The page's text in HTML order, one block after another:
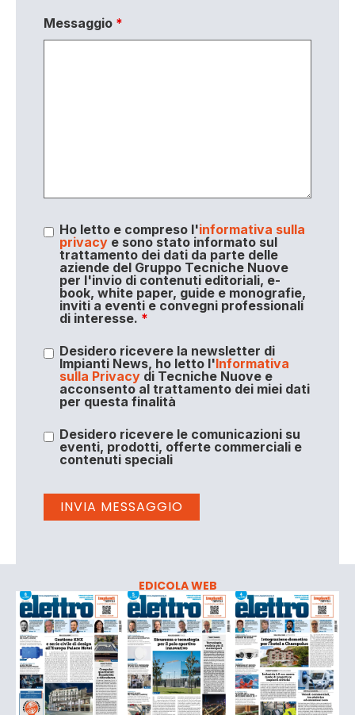
Messaggio *
Ho letto e compreso l'informativa sulla
privacye sono stato informato sul
trattamento dei dati da parte delle
aziende del Gruppo Tecniche Nuove
per l'invio di contenuti editoriali, e-
book, white paper, guide e monografie,
inviti a eventi e convegni professionali
di interesse. *
Desidero ricevere la newsletter di
Impianti News, ho letto l'Informativa
sulla Privacydi Tecniche Nuove e
acconsento al trattamento dei miei dati
per questa finalità
Desidero ricevere le comunicazioni su
eventi, prodotti, offerte commerciali e
contenuti speciali
EDICOLA WEB